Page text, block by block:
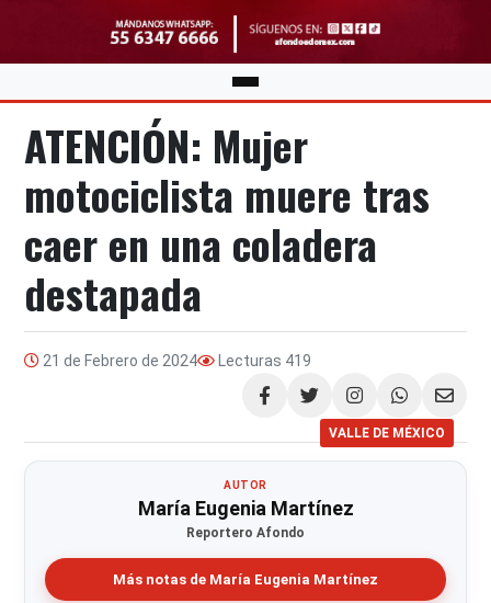
ATENCIÓN: Mujer
motociclista muere tras
caer en una coladera
destapada
21 de Febrero de 2024 Lecturas 419
Compartir
VALLE DE MÉXICO
AUTOR
María Eugenia Martínez
Reportero Afondo
Más notas de María Eugenia Martínez